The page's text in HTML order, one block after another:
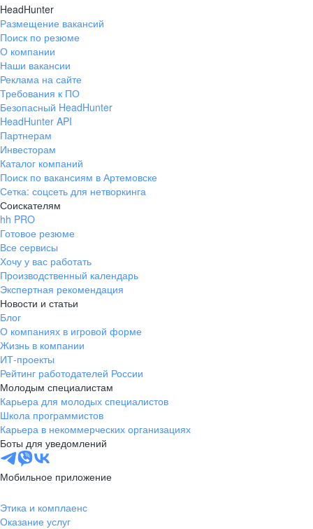
HeadHunter
Размещение вакансий
Поиск по резюме
О компании
Наши вакансии
Реклама на сайте
Требования к ПО
Безопасный HeadHunter
HeadHunter API
Партнерам
Инвесторам
Каталог компаний
Поиск по вакансиям в Артемовске
Сетка: соцсеть для нетворкинга
Соискателям
hh PRO
Готовое резюме
Все сервисы
Хочу у вас работать
Производственный календарь
Экспертная рекомендация
Новости и статьи
Блог
О компаниях в игровой форме
Жизнь в компании
ИТ-проекты
Рейтинг работодателей России
Молодым специалистам
Карьера для молодых специалистов
Школа программистов
Карьера в некоммерческих организациях
Боты для уведомлений
Мобильное приложение
Этика и комплаенс
Оказание услуг